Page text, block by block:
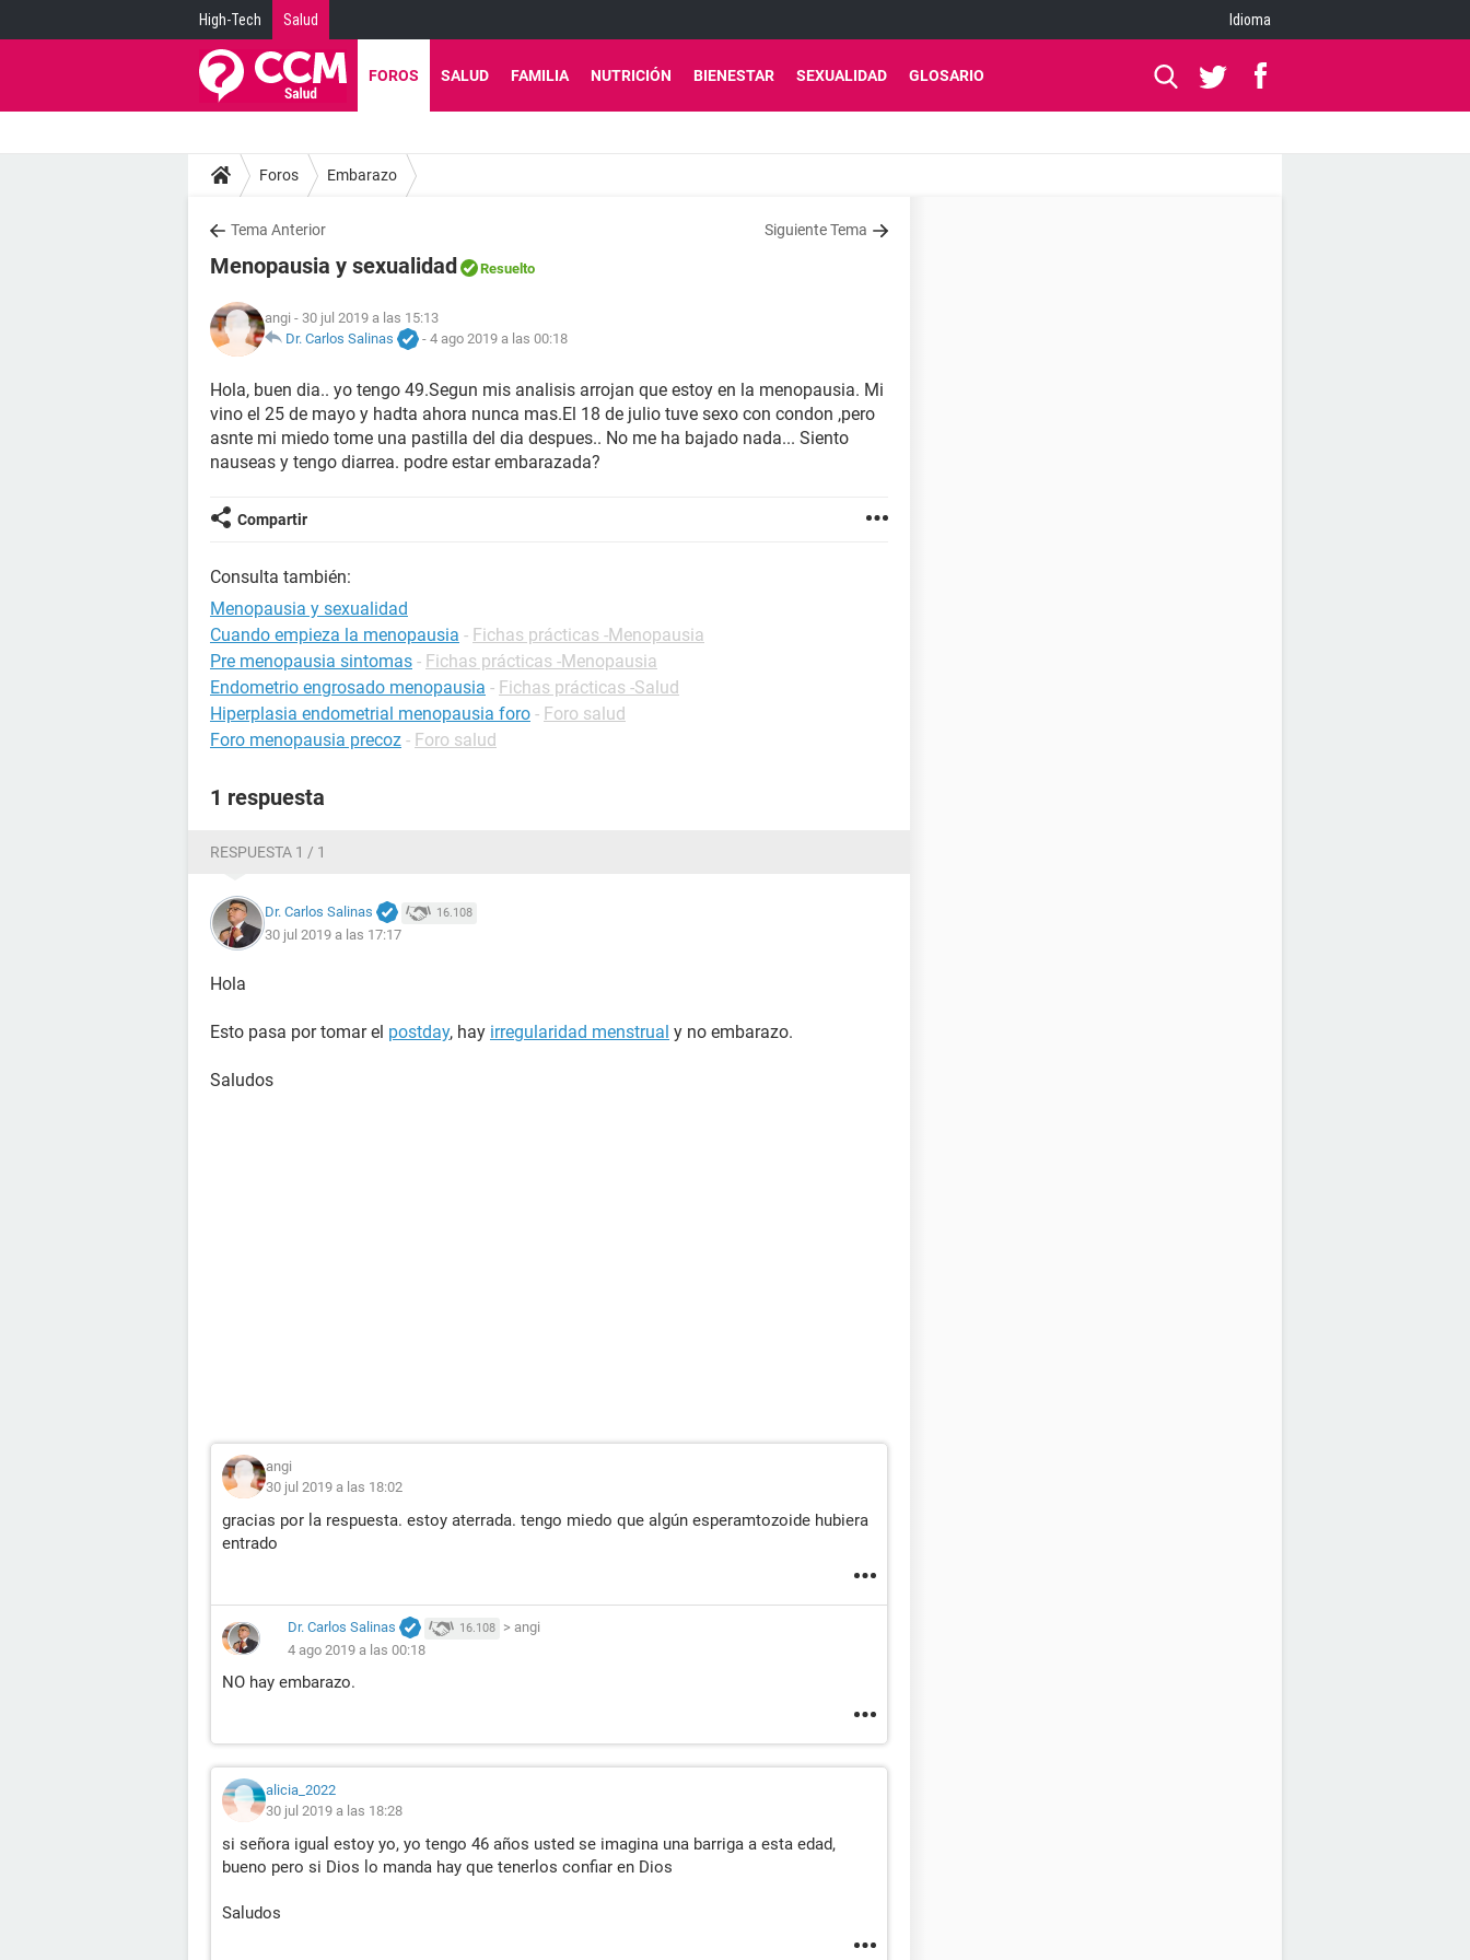
High-Tech Salud Idioma
FOROS SALUD FAMILIA NUTRICIÓN BIENESTAR SEXUALIDAD GLOSARIO
Foros Embarazo
Tema Anterior Siguiente Tema
Menopausia y sexualidad Resuelto
angi - 30 jul 2019 a las 15:13
Dr. Carlos Salinas
- 4 ago 2019 a las 00:18
Hola, buen dia.. yo tengo 49.Segun mis analisis arrojan que estoy en la menopausia. Mi
vino el 25 de mayo y hadta ahora nunca mas.El 18 de julio tuve sexo con condon ,pero
asnte mi miedo tome una pastilla del dia despues.. No me ha bajado nada... Siento
nauseas y tengo diarrea. podre estar embarazada?
Compartir
Consulta también:
Menopausia y sexualidad
Cuando empieza la menopausia - Fichas prácticas -Menopausia
Pre menopausia sintomas - Fichas prácticas -Menopausia
Endometrio engrosado menopausia - Fichas prácticas -Salud
Hiperplasia endometrial menopausia foro - Foro salud
Foro menopausia precoz - Foro salud
1 respuesta
RESPUESTA 1 / 1
Dr. Carlos Salinas 16.108
30 jul 2019 a las 17:17
Hola
Esto pasa por tomar el postday, hay irregularidad menstrual y no embarazo.
Saludos
angi
30 jul 2019 a las 18:02
gracias por la respuesta. estoy aterrada. tengo miedo que algún esperamtozoide hubiera
entrado
Dr. Carlos Salinas 16.108 > angi
4 ago 2019 a las 00:18
NO hay embarazo.
alicia_2022
30 jul 2019 a las 18:28
si señora igual estoy yo, yo tengo 46 años usted se imagina una barriga a esta edad,
bueno pero si Dios lo manda hay que tenerlos confiar en Dios
Saludos